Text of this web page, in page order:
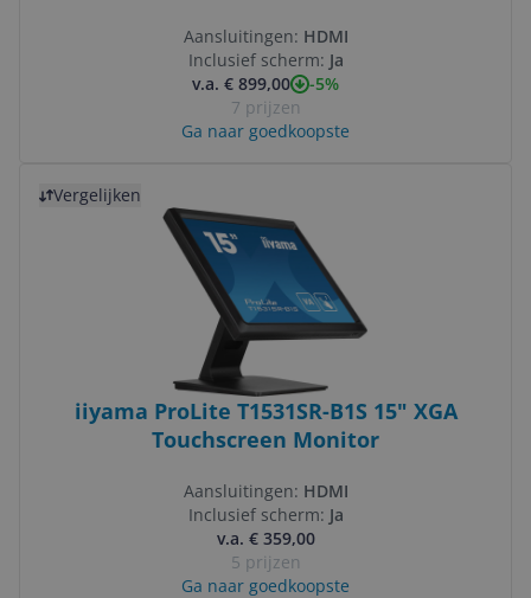
Aansluitingen: HDMI
Inclusief scherm: Ja
v.a. € 899,00
-5%
7 prijzen
Ga naar goedkoopste
Vergelijken
iiyama ProLite T1531SR-B1S 15" XGA
Touchscreen Monitor
Aansluitingen: HDMI
Inclusief scherm: Ja
v.a. € 359,00
5 prijzen
Ga naar goedkoopste